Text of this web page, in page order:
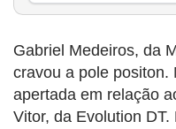
Gabriel Medeiros, da
cravou a pole positon.
apertada em relação
Vitor, da Evolution